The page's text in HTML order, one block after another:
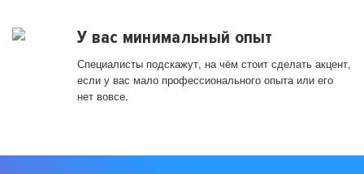
У вас минимальный опыт
Специалисты подскажут, на чём стоит сделать акцент,
если у вас мало профессионального опыта или его
нет вовсе.